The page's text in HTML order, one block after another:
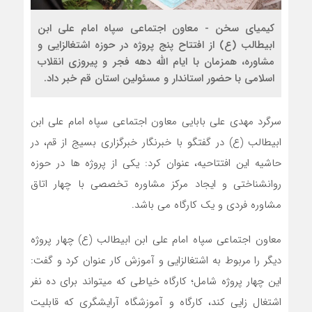
کیمیای سخن - معاون اجتماعی سپاه امام علی ابن
ابیطالب (ع) از افتتاح پنج پروژه در حوزه اشتغالزایی و
مشاوره، همزمان با ایام الله دهه فجر و پیروزی انقلاب
اسلامی با حضور استاندار و مسئولین استان قم خبر داد.
سرگرد مهدی علی بابایی معاون اجتماعی سپاه امام علی ابن
ابیطالب (ع) در گفتگو با خبرنگار خبرگزاری بسیج از قم، در
حاشیه این افتتاحیه، عنوان کرد: یکی از پروژه ها در حوزه
روانشناختی و ایجاد مرکز مشاوره تخصصی با چهار اتاق
مشاوره فردی و یک کارگاه می باشد.
معاون اجتماعی سپاه امام علی ابن ابیطالب (ع) چهار پروژه
دیگر را مربوط به اشتغالزایی و آموزش کار عنوان کرد و گفت:
این چهار پروژه شامل؛ کارگاه خیاطی که میتواند برای ده نفر
اشتغال زایی کند، کارگاه و آموزشگاه آرایشگری که قابلیت